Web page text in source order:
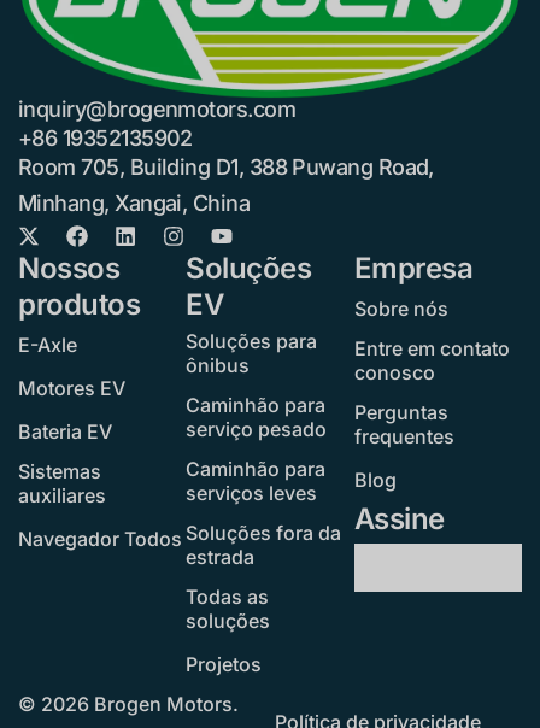
inquiry@brogenmotors.com
+86 19352135902
Room 705, Building D1, 388 Puwang Road,
Minhang, Xangai, China
Nossos
produtos
E-Axle
Motores EV
Bateria EV
Sistemas
auxiliares
Navegador Todos
Soluções
EV
Soluções para
ônibus
Caminhão para
serviço pesado
Caminhão para
serviços leves
Soluções fora da
estrada
Todas as
soluções
Projetos
Empresa
Sobre nós
Entre em contato
conosco
Perguntas
frequentes
Blog
Assine
© 2026 Brogen Motors.
Política de privacidade